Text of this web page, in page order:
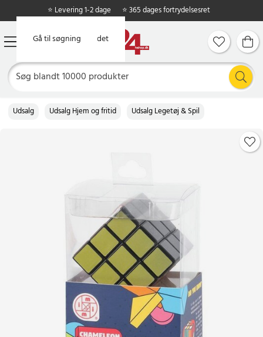
Gå til hovedindholdet
Gå til søgning
⭐ Levering 1-2 dage ⭐ 365 dages fortrydelsesret
Udsalg Udsalg Hjem og fritid Udsalg Legetøj & Spil